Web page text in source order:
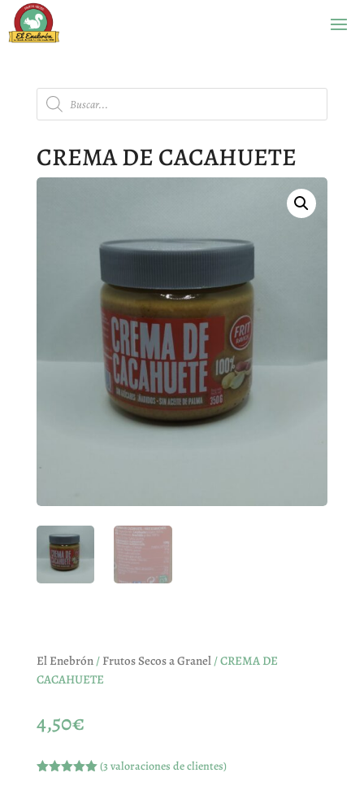
Búsqueda
de
productos
CREMA DE CACAHUETE
El Enebrón/ Frutos Secos a Granel/ CREMA DE
CACAHUETE
4,50€
(3valoraciones de clientes)